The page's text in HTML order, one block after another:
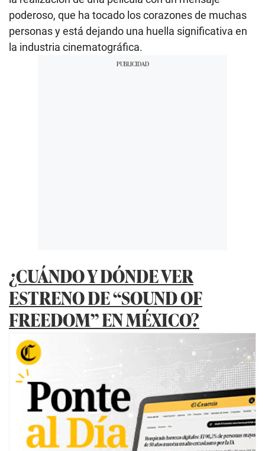
poderoso, que ha tocado los corazones de muchas
personas y está dejando una huella significativa en
la industria cinematográfica.
¿CUÁNDO Y DÓNDE VER
ESTRENO DE “SOUND OF
FREEDOM” EN MÉXICO?